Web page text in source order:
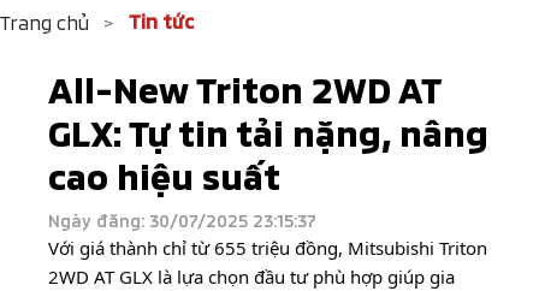
Trang chủ > Tin tức
All-New Triton 2WD AT
GLX: Tự tin tải nặng, nâng
cao hiệu suất
Ngày đăng: 30/07/2025 23:15:37
Với giá thành chỉ từ 655 triệu đồng, Mitsubishi Triton
2WD AT GLX là lựa chọn đầu tư phù hợp giúp gia